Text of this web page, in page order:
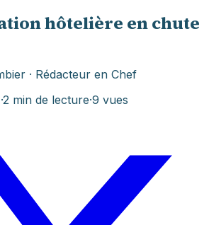
hôtelière en chute
· Rédacteur en Chef
·2 min de lecture·9 vues